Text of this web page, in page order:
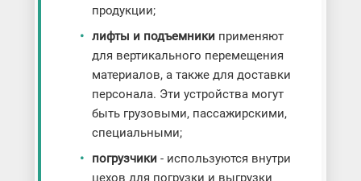
продукции;
лифты и подъемникиприменяют
для вертикального перемещения
материалов, а также для доставки
персонала. Эти устройства могут
быть грузовыми, пассажирскими,
специальными;
погрузчики - используются внутри
цехов для погрузки и выгрузки